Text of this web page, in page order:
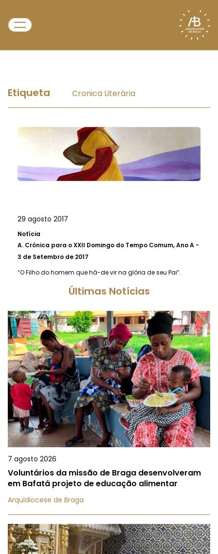
Etiqueta Cronica Literária
29 agosto 2017
Notícia
A. Crónica para o XXII Domingo do Tempo Comum, Ano A -
3 de Setembro de 2017
“O Filho do homem que há-de vir na glória de seu Pai”.
Últimas Notícias
7 agosto 2026
Voluntários da missão de Braga desenvolveram
em Bafatá projeto de educação alimentar
Arquidiocese de Braga